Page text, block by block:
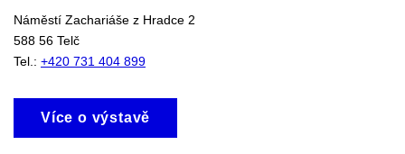
Náměstí Zachariáše z Hradce 2
588 56 Telč
Tel.: +420 731 404 899
Více o výstavě